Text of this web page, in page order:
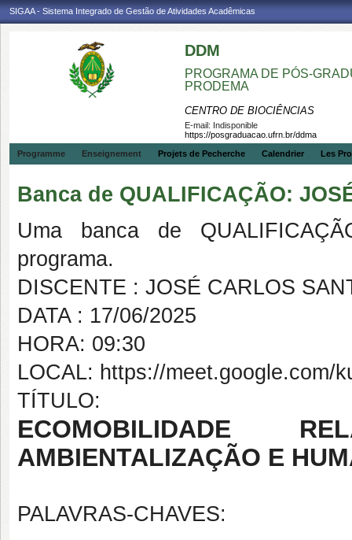
SIGAA - Sistema Integrado de Gestão de Atividades Acadêmicas
DDM
PROGRAMA DE PÓS-
PRODEMA
CENTRO DE BIOCIÊNCIAS
E-mail: Indisponible
https://posgraduacao.ufrn.br/ddma
Programme
Enseignement Projets de Pecherche Calendrier Les
Banca de QUALIFICAÇÃO:
Uma banca de
programa.
DISCENTE : JOSÉ CARLOS
DATA : 17/06/2025
HORA: 09:30
LOCAL: https://meet.google.com/
TÍTULO:
ECOMOBILIDADE
AMBIENTALIZAÇÃO E
PALAVRAS-CHAVES: